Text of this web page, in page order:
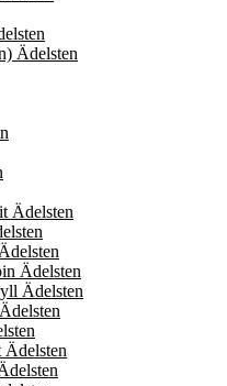
Ädelsten
Ädelsten
Ädelsten
Ädelsten